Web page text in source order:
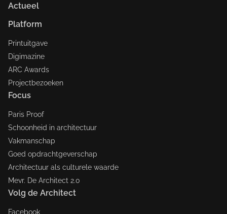
Actueel
Platform
Printuitgave
Digimazine
ARC Awards
Projectbezoeken
Focus
Paris Proof
Schoonheid in architectuur
Vakmanschap
Goed opdrachtgeverschap
Architectuur als culturele waarde
Mevr. De Architect 2.0
Volg de Architect
Facebook